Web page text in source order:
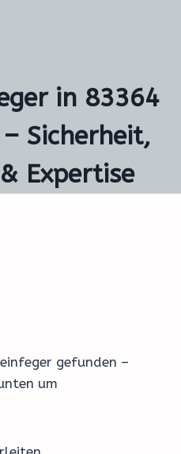
in 83364
Sicherheit,
Expertise
gefunden –
um